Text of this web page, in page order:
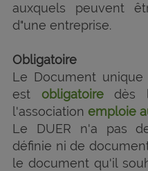
auxquels peuvent
d"une entreprise.
Obligatoire
Le Document
est obligatoiredès
l'association emploie
Le DUER n'a pas
définie ni de
le document qu'il